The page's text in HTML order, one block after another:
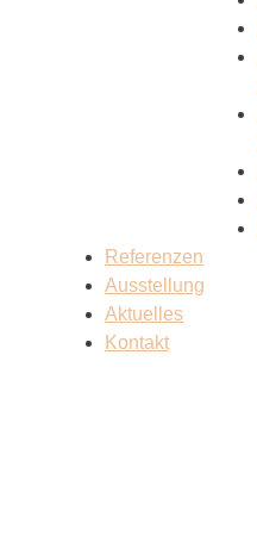
Referenzen
Ausstellung
Aktuelles
Kontakt